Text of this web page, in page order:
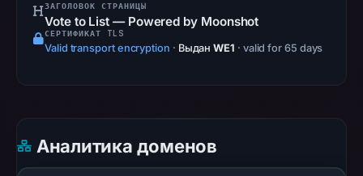
04:14
UTC.
community
pulse
ЗАГОЛОВОК СТРАНИЦЫ
Vote to List — Powered by Moonshot
СЕРТИФИКАТ TLS
Valid transport encryption · ВыданWE1 · valid for 65 days
Аналитика доменов